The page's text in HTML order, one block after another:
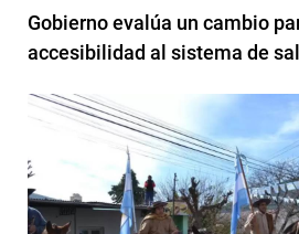
Gobierno evalúa un cambio
accesibilidad al sistema de